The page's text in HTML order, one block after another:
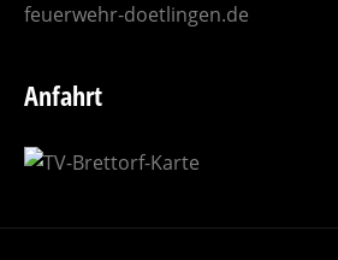
feuerwehr-doetlingen.de
Anfahrt